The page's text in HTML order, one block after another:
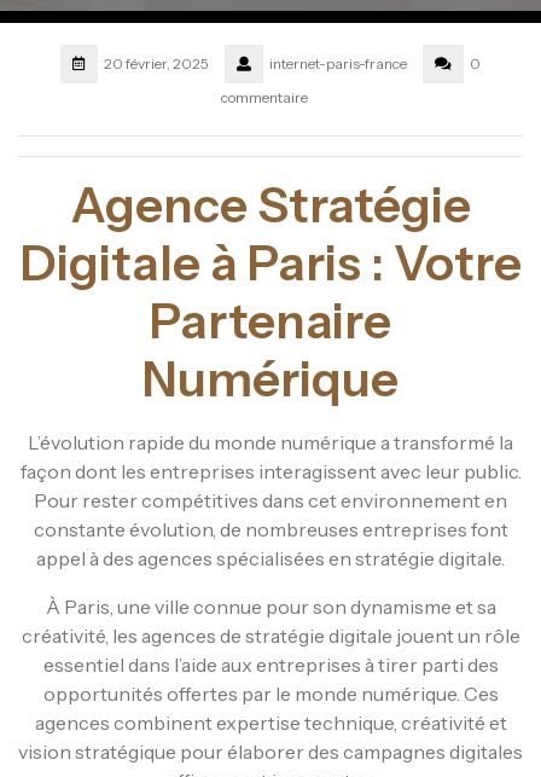
20 février, 2025 internet-paris-france
0
commentaire
Agence Stratégie
Digitale à Paris : Votre
Partenaire
Numérique
L’évolution rapide du monde numérique a transformé la
façon dont les entreprises interagissent avec leur public.
Pour rester compétitives dans cet environnement en
constante évolution, de nombreuses entreprises font
appel à des agences spécialisées en stratégie digitale.
À Paris, une ville connue pour son dynamisme et sa
créativité, les agences de stratégie digitale jouent un rôle
essentiel dans l’aide aux entreprises à tirer parti des
opportunités offertes par le monde numérique. Ces
agences combinent expertise technique, créativité et
vision stratégique pour élaborer des campagnes digitales